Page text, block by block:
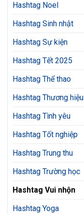
Hashtag Noel
Hashtag Sinh nhật
Hashtag Sự kiện
Hashtag Tết 2025
Hashtag Thể thao
Hashtag Thương hiệu
Hashtag Tình yêu
Hashtag Tốt nghiệp
Hashtag Trung thu
Hashtag Trường học
Hashtag Vui nhộn
Hashtag Yoga